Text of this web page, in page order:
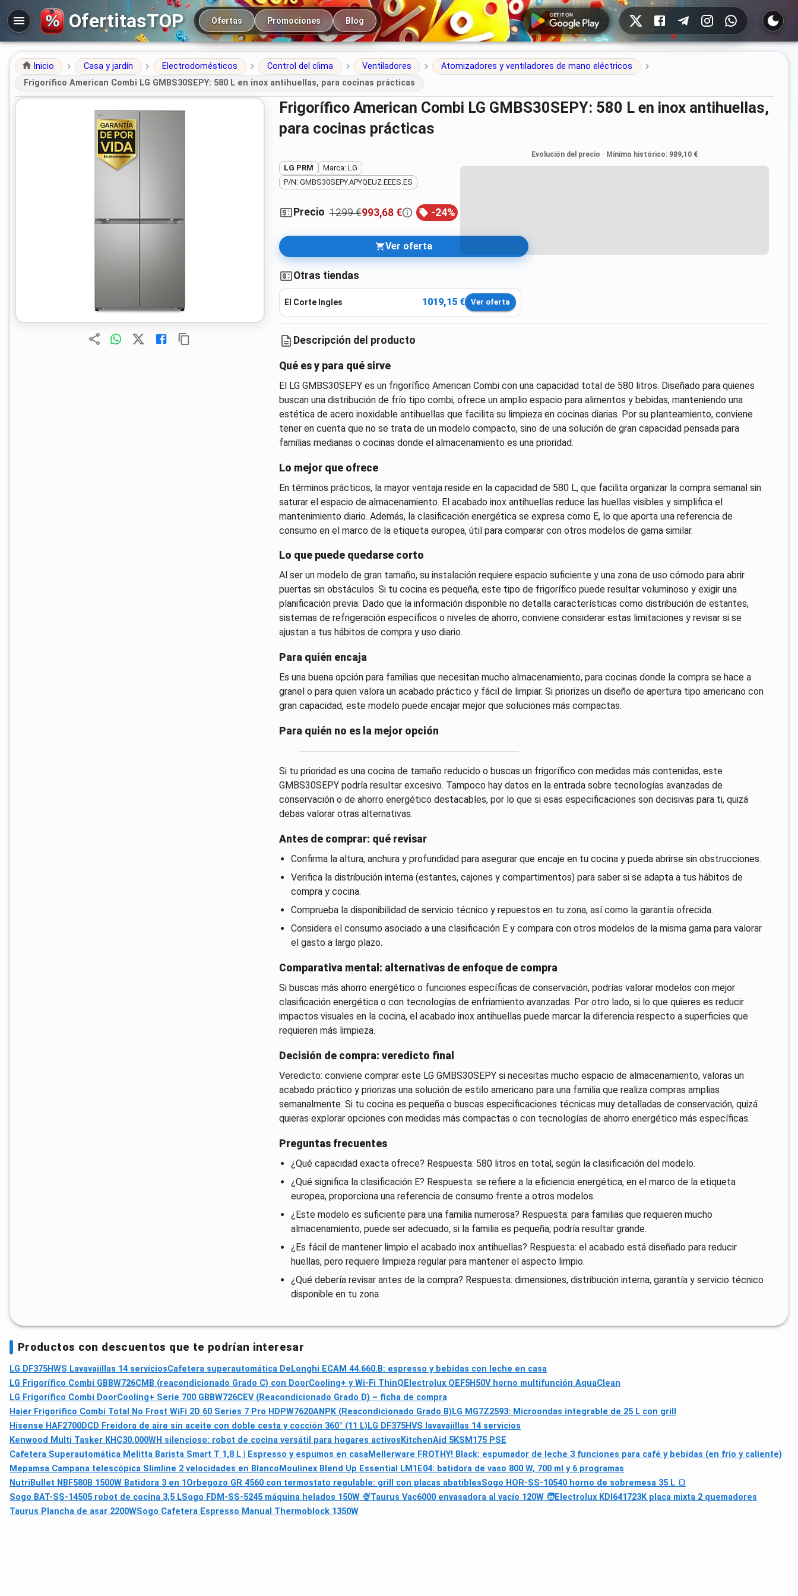
OfertitasTOP Navegación principal
Ofertas Promociones Blog
Redes sociales
Inicio Casa y jardín Electrodomésticos Control del clima Ventiladores
Atomizadores y ventiladores de mano eléctricos
Frigorífico American Combi LG GMBS30SEPY: 580 L en inox antihuellas, para cocinas prácticas
Frigorífico American Combi LG GMBS30SEPY: 580 L en inox antihuellas,
para cocinas prácticas
LG PRM
Marca: LG
P/N: GMBS30SEPY.APYQEUZ.EEES.ES
Precio 1299 €993,68 € -24%
Ver oferta
Evolución del precio · Mínimo histórico: 989,10 €
Otras tiendas
El Corte Ingles 1019,15 € Ver oferta
Descripción del producto
Qué es y para qué sirve
El LG GMBS30SEPY es un frigorífico American Combi con una capacidad total de 580 litros. Diseñado para quienes
buscan una distribución de frío tipo combi, ofrece un amplio espacio para alimentos y bebidas, manteniendo una
estética de acero inoxidable antihuellas que facilita su limpieza en cocinas diarias. Por su planteamiento, conviene
tener en cuenta que no se trata de un modelo compacto, sino de una solución de gran capacidad pensada para
familias medianas o cocinas donde el almacenamiento es una prioridad.
Lo mejor que ofrece
En términos prácticos, la mayor ventaja reside en la capacidad de 580 L, que facilita organizar la compra semanal sin
saturar el espacio de almacenamiento. El acabado inox antihuellas reduce las huellas visibles y simplifica el
mantenimiento diario. Además, la clasificación energética se expresa como E, lo que aporta una referencia de
consumo en el marco de la etiqueta europea, útil para comparar con otros modelos de gama similar.
Lo que puede quedarse corto
Al ser un modelo de gran tamaño, su instalación requiere espacio suficiente y una zona de uso cómodo para abrir
puertas sin obstáculos. Si tu cocina es pequeña, este tipo de frigorífico puede resultar voluminoso y exigir una
planificación previa. Dado que la información disponible no detalla características como distribución de estantes,
sistemas de refrigeración específicos o niveles de ahorro, conviene considerar estas limitaciones y revisar si se
ajustan a tus hábitos de compra y uso diario.
Para quién encaja
Es una buena opción para familias que necesitan mucho almacenamiento, para cocinas donde la compra se hace a
granel o para quien valora un acabado práctico y fácil de limpiar. Si priorizas un diseño de apertura tipo americano con
gran capacidad, este modelo puede encajar mejor que soluciones más compactas.
Para quién no es la mejor opción
Si tu prioridad es una cocina de tamaño reducido o buscas un frigorífico con medidas más contenidas, este
GMBS30SEPY podría resultar excesivo. Tampoco hay datos en la entrada sobre tecnologías avanzadas de
conservación o de ahorro energético destacables, por lo que si esas especificaciones son decisivas para ti, quizá
debas valorar otras alternativas.
Antes de comprar: qué revisar
Confirma la altura, anchura y profundidad para asegurar que encaje en tu cocina y pueda abrirse sin obstrucciones.
Verifica la distribución interna (estantes, cajones y compartimentos) para saber si se adapta a tus hábitos de
compra y cocina.
Comprueba la disponibilidad de servicio técnico y repuestos en tu zona, así como la garantía ofrecida.
Considera el consumo asociado a una clasificación E y compara con otros modelos de la misma gama para valorar
el gasto a largo plazo.
Comparativa mental: alternativas de enfoque de compra
Si buscas más ahorro energético o funciones específicas de conservación, podrías valorar modelos con mejor
clasificación energética o con tecnologías de enfriamiento avanzadas. Por otro lado, si lo que quieres es reducir
impactos visuales en la cocina, el acabado inox antihuellas puede marcar la diferencia respecto a superficies que
requieren más limpieza.
Decisión de compra: veredicto final
Veredicto: conviene comprar este LG GMBS30SEPY si necesitas mucho espacio de almacenamiento, valoras un
acabado práctico y priorizas una solución de estilo americano para una familia que realiza compras amplias
semanalmente. Si tu cocina es pequeña o buscas especificaciones técnicas muy detalladas de conservación, quizá
quieras explorar opciones con medidas más compactas o con tecnologías de ahorro energético más específicas.
Preguntas frecuentes
¿Qué capacidad exacta ofrece? Respuesta: 580 litros en total, según la clasificación del modelo.
¿Qué significa la clasificación E? Respuesta: se refiere a la eficiencia energética, en el marco de la etiqueta
europea, proporciona una referencia de consumo frente a otros modelos.
¿Este modelo es suficiente para una familia numerosa? Respuesta: para familias que requieren mucho
almacenamiento, puede ser adecuado, si la familia es pequeña, podría resultar grande.
¿Es fácil de mantener limpio el acabado inox antihuellas? Respuesta: el acabado está diseñado para reducir
huellas, pero requiere limpieza regular para mantener el aspecto limpio.
¿Qué debería revisar antes de la compra? Respuesta: dimensiones, distribución interna, garantía y servicio técnico
disponible en tu zona.
Productos con descuentos que te podrían interesar
LG DF375HWS Lavavajillas 14 serviciosCafetera superautomática DeLonghi ECAM 44.660.B: espresso y bebidas con leche en casa
LG Frigorífico Combi GBBW726CMB (reacondicionado Grado C) con DoorCooling+ y Wi‑Fi ThinQElectrolux OEF5H50V horno multifunción AquaClean
LG Frigorífico Combi DoorCooling+ Serie 700 GBBW726CEV (Reacondicionado Grado D) – ficha de compra
Haier Frigorífico Combi Total No Frost WiFi 2D 60 Series 7 Pro HDPW7620ANPK (Reacondicionado Grado B)LG MG7Z2593: Microondas integrable de 25 L con grill
Hisense HAF2700DCD Freidora de aire sin aceite con doble cesta y cocción 360° (11 L)LG DF375HVS lavavajillas 14 servicios
Kenwood Multi Tasker KHC30.000WH silencioso: robot de cocina versátil para hogares activosKitchenAid 5KSM175 PSE
Cafetera Superautomática Melitta Barista Smart T 1,8 L | Espresso y espumos en casaMellerware FROTHY! Black: espumador de leche 3 funciones para café y bebidas (en frío y caliente)
Mepamsa Campana telescópica Slimline 2 velocidades en BlancoMoulinex Blend Up Essential LM1E04: batidora de vaso 800 W, 700 ml y 6 programas
NutriBullet NBF580B 1500W Batidora 3 en 1Orbegozo GR 4560 con termostato regulable: grill con placas abatiblesSogo HOR-SS-10540 horno de sobremesa 35 L 🍞
Sogo BAT-SS-14505 robot de cocina 3,5 LSogo FDM-SS-5245 máquina helados 150W 🍨Taurus Vac6000 envasadora al vacío 120W 🧑Electrolux KDI641723K placa mixta 2 quemadores
Taurus Plancha de asar 2200WSogo Cafetera Espresso Manual Thermoblock 1350W